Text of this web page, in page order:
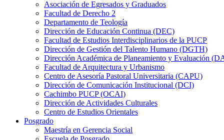
Asociación de Egresados y Graduados
Facultad de Derecho 2
Departamento de Teología
Dirección de Educación Continua (DEC)
Facultad de Estudios Interdisciplinarios de la PUCP
Dirección de Gestión del Talento Humano (DGTH)
Dirección Académica de Planeamiento y Evaluación
Facultad de Arquitectura y Urbanismo
Centro de Asesoría Pastoral Universitaria (CAPU)
Dirección de Comunicación Institucional (DCI)
Cachimbo PUCP (OCAI)
Dirección de Actividades Culturales
Centro de Estudios Orientales
Posgrado
Maestría en Gerencia Social